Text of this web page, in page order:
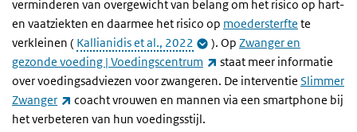
verminderen van overgewicht van belang om het risico op hart-
en vaatziekten en daarmee het risico op moedersterfte te
verkleinen ( Kallianidis et al., 2022 ). Op Zwanger en
gezonde voeding | Voedingscentrum
(externe link)
staat meer informatie
over voedingsadviezen voor zwangeren. De interventie Slimmer
Zwanger
(externe link)
coacht vrouwen en mannen via een smartphone bij
het verbeteren van hun voedingsstijl.